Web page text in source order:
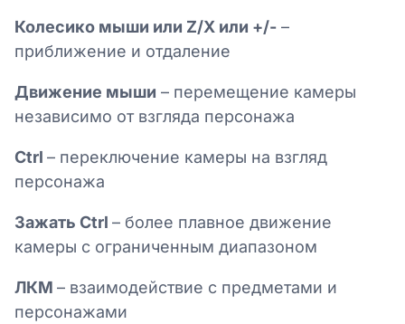
Колесико мыши или Z/X или +/- –
приближение и отдаление
Движение мыши – перемещение камеры
независимо от взгляда персонажа
Ctrl – переключение камеры на взгляд
персонажа
Зажать Ctrl – более плавное движение
камеры с ограниченным диапазоном
ЛКМ – взаимодействие с предметами и
персонажами